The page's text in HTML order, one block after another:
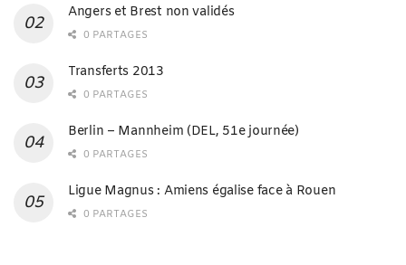
Angers et Brest non validés
0 PARTAGES
Transferts 2013
0 PARTAGES
Berlin – Mannheim (DEL, 51e journée)
0 PARTAGES
Ligue Magnus : Amiens égalise face à Rouen
0 PARTAGES